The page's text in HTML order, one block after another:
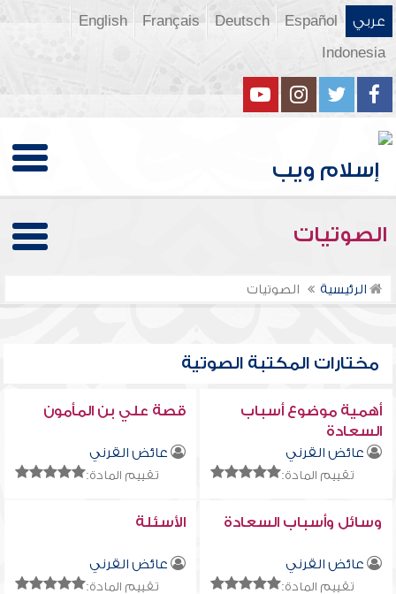
عربي Español
Deutsch
Français
English
Indonesia
الصوتيات
الرئيسية الصوتيات
مختارات المكتبة الصوتية
أهمية موضوع أسباب
السعادة
عائض القرني
تقييم المادة:
قصة علي بن المأمون
عائض القرني
تقييم المادة:
وسائل وأسباب السعادة
عائض القرني
تقييم المادة:
الأسئلة
عائض القرني
تقييم المادة: